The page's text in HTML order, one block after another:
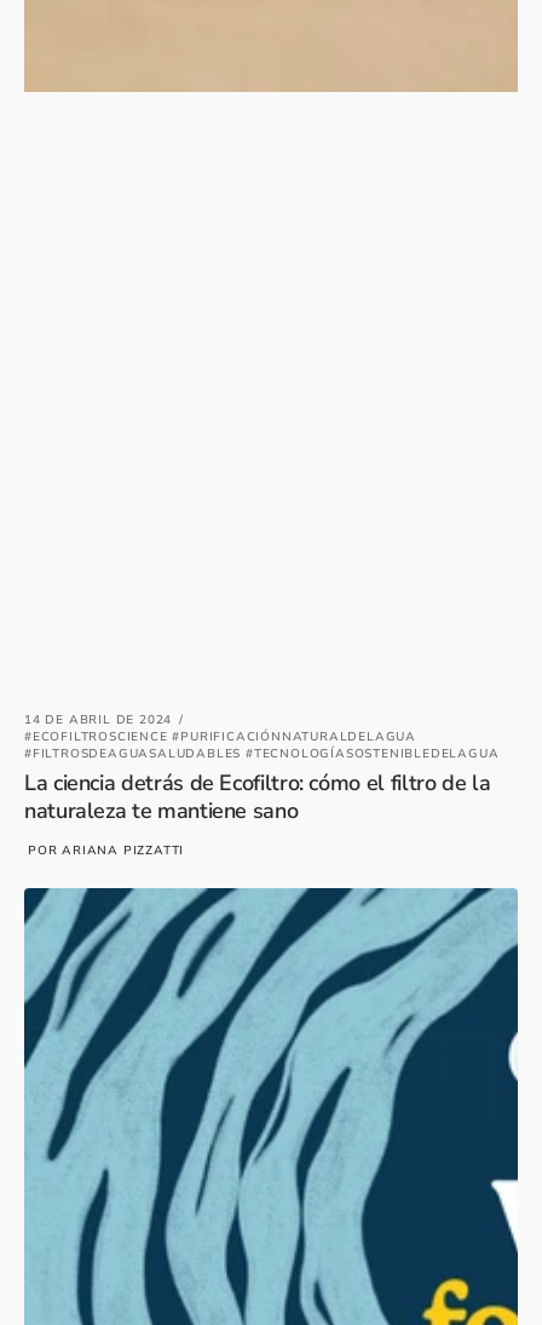
14 DE ABRIL DE 2024
#ECOFILTROSCIENCE #PURIFICACIÓNNATURALDELAGUA
#FILTROSDEAGUASALUDABLES #TECNOLOGÍASOSTENIBLEDELAGUA
La ciencia detrás de Ecofiltro: cómo el filtro de la
naturaleza te mantiene sano
POR ARIANA PIZZATTI